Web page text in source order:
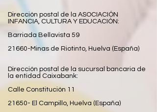
Dirección postal de la ASOCIACIÓN
INFANCIA, CULTURA Y EDUCACIÓN:
Barriada Bellavista 59
21660-Minas de Riotinto, Huelva (España)
Dirección postal de la sucursal bancaria de
la entidad Caixabank:
Calle Constitución 11
21650- El Campillo, Huelva (España)